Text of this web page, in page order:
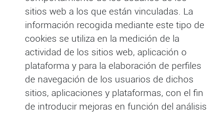
sitios web a los que están vinculadas. La
información recogida mediante este tipo de
cookies se utiliza en la medición de la
actividad de los sitios web, aplicación o
plataforma y para la elaboración de perfiles
de navegación de los usuarios de dichos
sitios, aplicaciones y plataformas, con el fin
de introducir mejoras en función del análisis